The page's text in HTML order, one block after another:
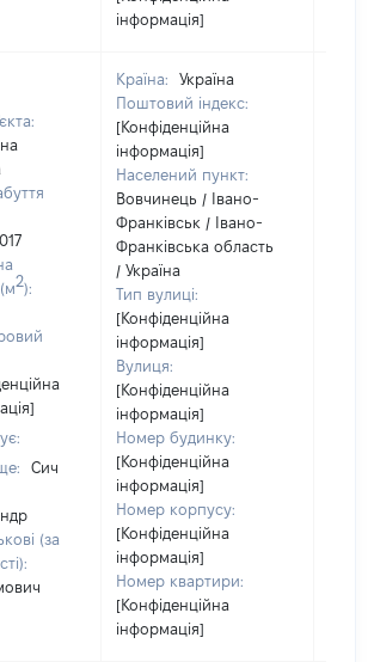
інформація]
2):
Сич
(за
Країна:
Україна
Поштовий індекс:
[Конфіденційна
інформація]
Населений пункт:
Вовчинець / Івано-
Франківськ / Івано-
Франківська область
/ Україна
Тип вулиці:
[Конфіденційна
інформація]
Вулиця:
[Конфіденційна
інформація]
Номер будинку:
[Конфіденційна
інформація]
Номер корпусу:
[Конфіденційна
інформація]
Номер квартири:
[Конфіденційна
інформація]